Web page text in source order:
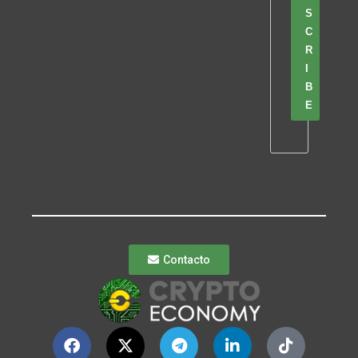
S
C
R
B
E
Contacto